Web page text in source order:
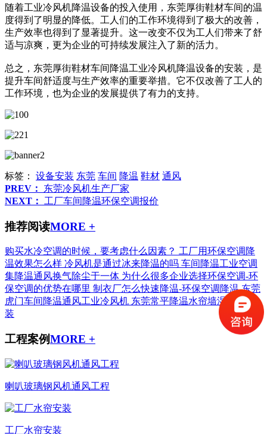
随着工业冷风机降温设备的投入使用，东莞厚街鞋材车间的温
度得到了明显的降低。工人们的工作环境得到了极大的改善，
生产效率也得到了显著提升。这一改变不仅为工人们带来了舒
适与凉爽，更为企业的可持续发展注入了新的活力。
总之，东莞厚街鞋材车间降温工业冷风机降温设备的安装，是
提升车间舒适度与生产效率的重要举措。它不仅改善了工人的
工作环境，也为企业的发展提供了有力的支持。
标签： 设备安装 东莞 车间 降温 鞋材 通风
PREV：
东莞冷风机生产厂家
NEXT：
工厂车间降温环保空调报价
推荐阅读MORE +
购买水冷空调的时候，要考虑什么因素？ 工厂用环保空调降
温效果怎么样 冷风机是通过冰来降温的吗 车间降温工业空调
集降温通风换气除尘于一体 为什么很多企业选择环保空调-环
保空调的优势在哪里 制衣厂怎么快速降温-环保空调降温 东莞
虎门车间降温通风工业冷风机 东莞常平降温水帘墙湿帘纸安
装
工程案例MORE +
喇叭玻璃钢风机通风工程
工厂水帘安装